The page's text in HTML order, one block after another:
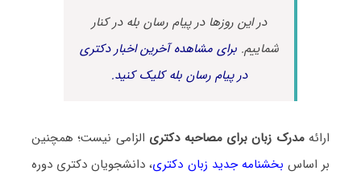
در این روزها در پیام رسان بله در کنار
شماییم.برای مشاهده آخرین اخبار دکتری
در پیام رسان بله کلیک کنید.
ارائه مدرک زبان برای مصاحبه دکتری الزامی نیست؛ همچنین
بر اساس بخشنامه جدید زبان دکتری، دانشجویان دکتری دوره